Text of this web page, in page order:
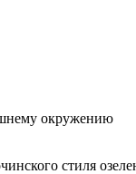
окружению
стиля